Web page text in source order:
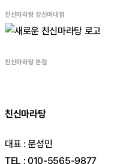
친신마라탕 성신여대점
친신마라탕 본점
친신마라탕
대표 : 문성민
TEL : 010-5565-9877